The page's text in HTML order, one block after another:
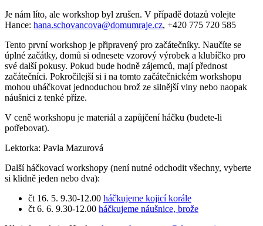
Je nám líto, ale workshop byl zrušen. V případě dotazů volejte
Hance: hana.schovancova@domumraje.cz, +420 775 720 585
Tento první workshop je připravený pro začátečníky. Naučíte se
úplné začátky, domů si odnesete vzorový výrobek a klubíčko pro
své další pokusy. Pokud bude hodně zájemců, mají přednost
začátečníci. Pokročilejší si i na tomto začátečnickém workshopu
mohou uháčkovat jednoduchou brož ze silnější vlny nebo naopak
náušnici z tenké příze.
V ceně workshopu je materiál a zapůjčení háčku (budete-li
potřebovat).
Lektorka: Pavla Mazurová
Další háčkovací workshopy (není nutné odchodit všechny, vyberte
si klidně jeden nebo dva):
čt 16. 5. 9.30-12.00 háčkujeme kojicí korále
čt 6. 6. 9.30-12.00 háčkujeme náušnice, brože